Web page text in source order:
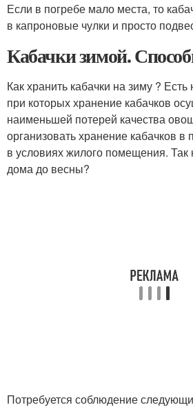
Если в погребе мало места, то
в капроновые чулки и просто
Кабачки зимой.
Как хранить кабачки на зиму ? Есть
при которых хранение кабачков
наименьшей потерей качества
организовать хранение кабачков
в условиях жилого помещения. Так
дома до весны?
Потребуется соблюдение